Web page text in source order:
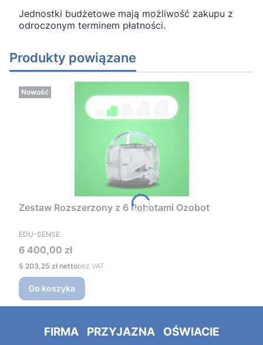
Jednostki budżetowe mają możliwość zakupu z
odroczonym terminem płatności.
Produkty powiązane
Nowość
Zestaw Rozszerzony z 6 Robotami Ozobot
PRODUCENT
EDU-SENSE
Cena
6 400,00 zł
Cena
5 203,25 zł bez VAT
Do koszyka
FIRMA PRZYJAZNA OŚWIACIE